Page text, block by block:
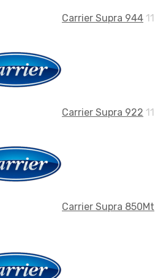
Carrier Supra 944 11
Carrier Supra 922 11
Carrier Supra 850Mt